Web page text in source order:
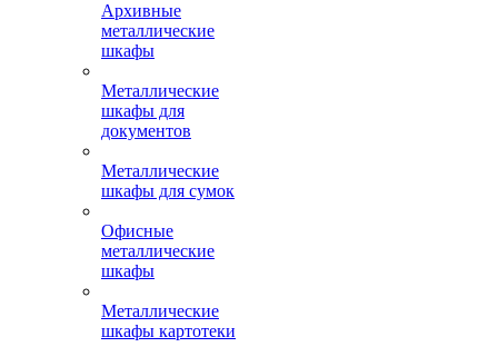
Архивные
металлические
шкафы
Металлические
шкафы для
документов
Металлические
шкафы для сумок
Офисные
металлические
шкафы
Металлические
шкафы картотеки